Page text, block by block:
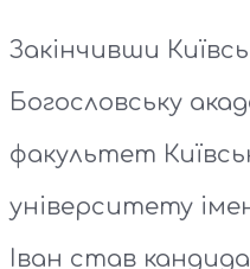
Закінчивши
Богословську
факультет
університету
Іван став